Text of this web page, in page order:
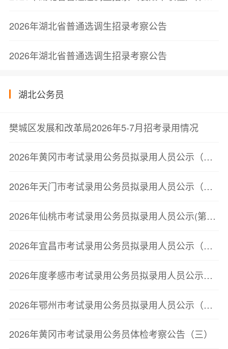
2026年湖北省普通选调生招录考察公告
2026年湖北省普通选调生招录考察公告
湖北公务员
樊城区发展和改革局2026年5-7月招考录用情况
2026年黄冈市考试录用公务员拟录用人员公示（第三批）
2026年天门市考试录用公务员拟录用人员公示（第二批）
2026年仙桃市考试录用公务员拟录用人员公示(第二批)
2026年宜昌市考试录用公务员拟录用人员公示（第二批）
2026年度孝感市考试录用公务员拟录用人员公示（第二批）
2026年鄂州市考试录用公务员拟录用人员公示（第三批）
2026年黄冈市考试录用公务员体检考察公告（三）